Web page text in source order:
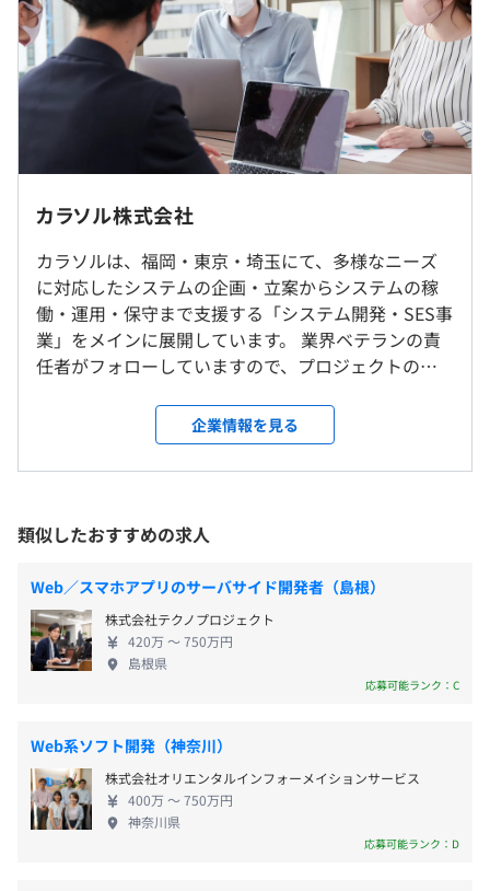
・エンジニアのフォロー体制が整っています。
担当者は元々エンジニアのため、プロジェクト状況も把握
しています。
現在は月2回面談を実施、エンジニアの相談を受け付けて
経験のある方は、得意な分野をさらにスキルアップ、更に
チャレンジしたい分野やスキルチェンジなど、
進化の早いシステム業界ですが相談しながら進めていきま
す。
相談の上、ご希望のマシンを支給いたします。
・リーダーからの指示により、詳細設計～製造～テスト工
程と進めていきます。
・進捗報告や仕様確認は、毎日の朝会（朝ミーティング）
や夕会（夕方ミーティング）にて報告したり、レビューも
ます。
・アジャイル開発やスクラム開発、仕様や機能の打ち合わ
せなどがあり、コミュニケーションを取りながらおこなっ
ています。
・フロント画面系の業務も発生するのでJavaScript、
開発作業は、社内もしくはお客様先での勤務となります。
案件によりリモート・リモート併用もあります。転勤はあ
りません。
就業場所の変更範囲
＜雇入時＞
福岡市内もしくは、近郊の企業（客先常駐）
テレワークを行う場所を含む会社の定める場所
※都内もしくは都内近郊の企業（客先常駐）
敷地内禁煙（喫煙場所あり）
（※想定年収 は年収提示額を保証するものではありません）
9：00～18：00
00の場合もあります。
休憩時間：12：00〜13：00（60分）※業務の都合により
各々の自主性に任せています。
平均残業時間：平均15時間／月
・特別（慶弔）休暇
・有給休暇
※年間休日121日
2カ月分
カラソル株式会社
カラソルは、福岡・東京・埼玉にて、多様なニーズ
に対応したシステムの企画・立案からシステムの稼
働・運用・保守まで支援する「システム開発・SES事
業」をメインに展開しています。 業界ベテランの責
任者がフォローしていますので、プロジェクトの分
案件をはじめ、多彩な案件でさまざまなスキル・知
識が身につきます。エンジニアが活躍できるポジショ
ンがたくさんあります！ また、九州電力グループ系
業展開とエンジニアのフォローをおこなっています。
たとえば「残業少・リモート・モダン環境」などの
希望を最大限優先してアサインするなど、一人一人
のキャリアやライフワーク希望を取り入れています。
ストレスフリーで無理のない働き方をしながら、幅
広い分野でスキルアップやスキルチェンジを実現し
テム開発（Java、Python） ・AI・IoT（仮想通貨、
学習アプリ、画像アプリ）システム（Java、
Python、GO） ・スマートシティシステム／Woven
City「CASE」システム（Java、C＃、Python、GO）
・大手企業、基幹システム（SAP、Hana） ・Web系
企業情報を見る
類似したおすすめの求人
Web／スマホアプリのサーバサイド開発者（島根）
株式会社テクノプロジェクト
420万 〜 750万円
島根県
応募可能ランク：C
Web系ソフト開発（神奈川）
株式会社オリエンタルインフォーメイションサービス
400万 〜 750万円
神奈川県
応募可能ランク：D